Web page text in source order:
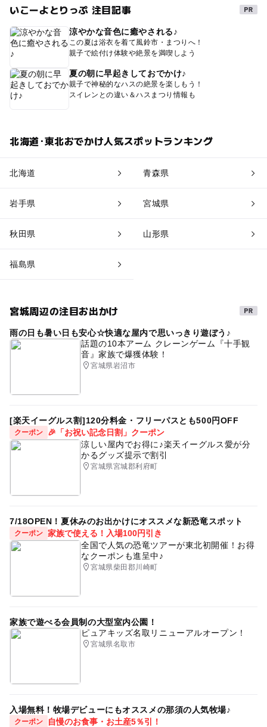
いこーよとりっぷ 注目記事
涼やかな音色に癒やされる♪
この夏は浴衣を着て風鈴市・まつりへ！
親子で絵付け体験や絶景を満喫しよう
夏の朝に早起きしておでかけ♪
親子で神秘的なハスの絶景を楽しもう！
スイレンとの違い＆ハスまつり情報も
北海道･東北おでかけ人気スポットランキング
北海道 青森県
岩手県 宮城県
秋田県 山形県
福島県
宮城周辺の注目お出かけ
雨の日も暑い日も安心☆快適な屋内で思いっきり遊ぼう♪
話題の10本アーム クレーンゲーム『十手観
音』家族で爆獲体験！
宮城県岩沼市
[楽天イーグルス割]120分料金・フリーパスとも500円OFF
クーポン
🎉「お祝い記念日割」クーポン
涼しい屋内でお得に♪楽天イーグルス愛が分
かるグッズ提示で割引
宮城県宮城郡利府町
7/18OPEN！夏休みのお出かけにオススメな新恐竜スポット
クーポン 家族で使える！入場100円引き
全国で人気の恐竜ツアーが東北初開催！お得
なクーポンも進呈中♪
宮城県柴田郡川崎町
家族で遊べる会員制の大型室内公園！
ピュアキッズ名取リニューアルオープン！
宮城県名取市
入場無料！牧場デビューにもオススメの那須の人気牧場♪
クーポン
自慢のお食事・お土産5％引！